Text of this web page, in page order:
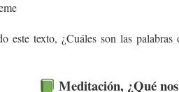
este texto, ¿Cuáles son las
Meditación, ¿Qué